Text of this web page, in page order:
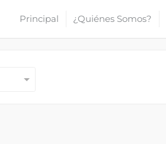
Principal ¿Quiénes Somos?